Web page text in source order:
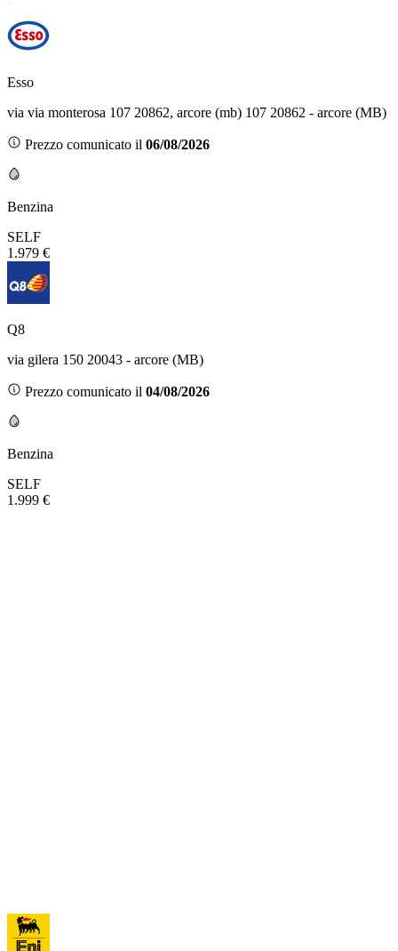
Esso
via via monterosa 107 20862, arcore (mb) 107 20862 - arcore (MB)
Prezzo comunicato il 06/08/2026
Benzina
SELF
1.979 €
Q8
via gilera 150 20043 - arcore (MB)
Prezzo comunicato il 04/08/2026
Benzina
SELF
1.999 €